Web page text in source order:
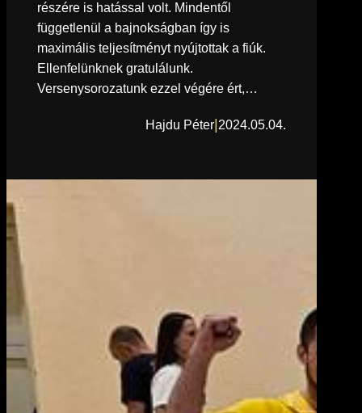
részére is hatással volt. Mindentől
függetlenül a bajnokságban így is
maximális teljesítményt nyújtottak a fiúk.
Ellenfelünknek gratulálunk.
Versenysorozatunk ezzel végére ért,…
Hajdu Péter 2024.05.04.